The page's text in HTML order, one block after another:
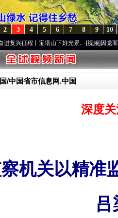
10
9
8
7
6
5
4
3
2
宝塔山下好光景..·[视频]因党而生 为党而
/中国省市信息网.中国
深度
机关以精准